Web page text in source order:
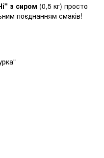
з сиром (0,5 кг) просто
поєднанням смаків!